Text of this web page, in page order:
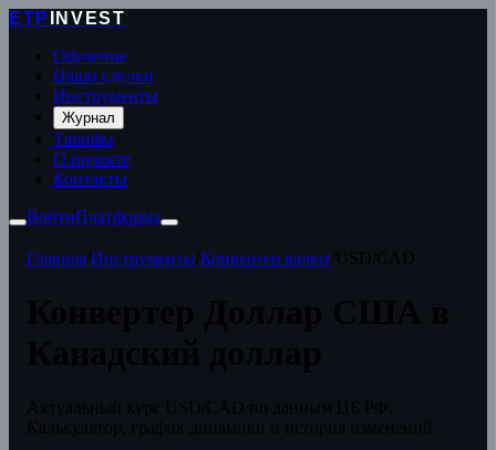
ETP
INVEST
Обучение
Наши сделки
Инструменты
Журнал
Тарифы
О проекте
Контакты
ВойтиПлатформа
Главная Инструменты Конвертер валют